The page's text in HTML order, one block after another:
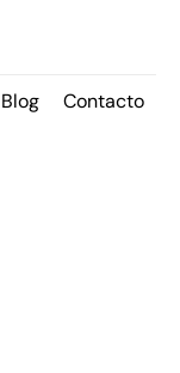
Blog Contacto